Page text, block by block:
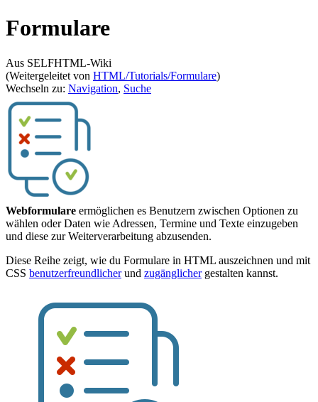
Formulare
Aus SELFHTML-Wiki
(Weitergeleitet von HTML/Tutorials/Formulare)
Wechseln zu: Navigation, Suche
Webformulare ermöglichen es Benutzern zwischen Optionen zu
wählen oder Daten wie Adressen, Termine und Texte einzugeben
und diese zur Weiterverarbeitung abzusenden.
Diese Reihe zeigt, wie du Formulare in HTML auszeichnen und mit
CSS benutzerfreundlicherund zugänglichergestalten kannst.